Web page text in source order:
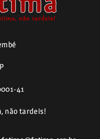
41
não tardeis!